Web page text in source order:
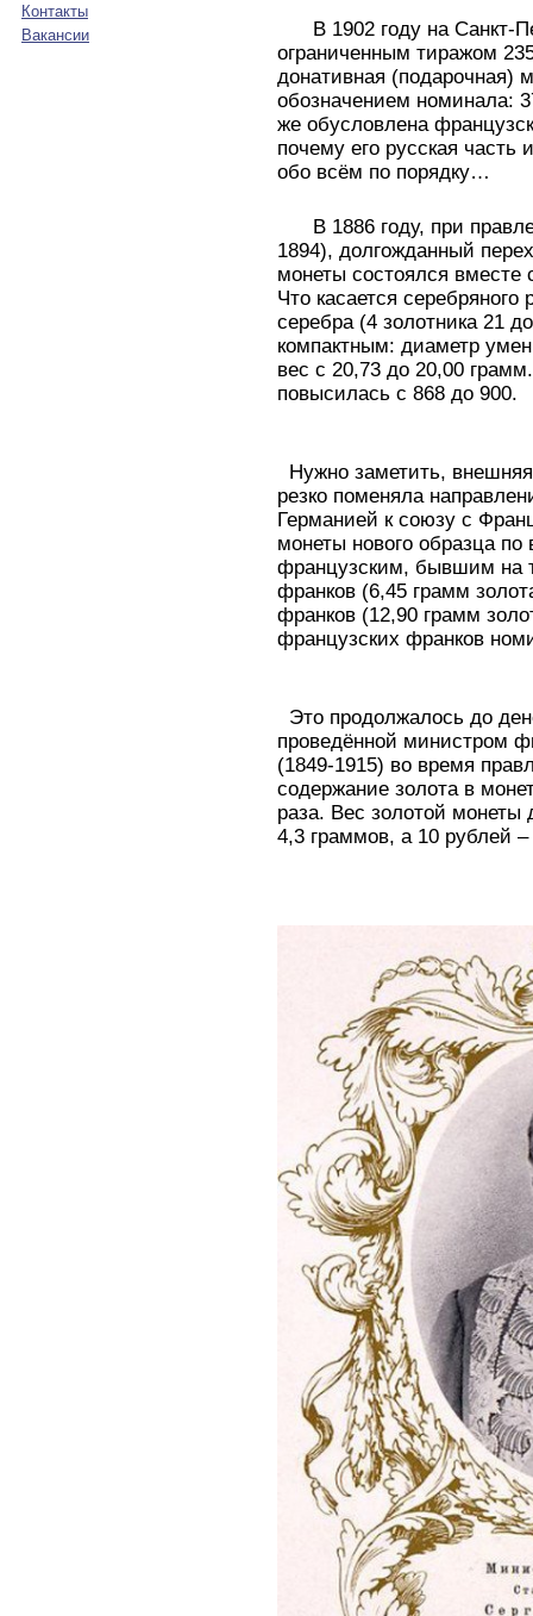
Контакты
Вакансии
В 1902 году на Санкт-
ограниченным тиражом
донативная (подарочная)
обозначением номинала:
же обусловлена
почему его русская
обо всём по порядку…
В 1886 году, при
1894), долгожданный
монеты состоялся
Что касается
серебра (4 золотника 21
компактным: диаметр
вес с 20,73 до 20,00
повысилась с 868 до 900.
Нужно заметить,
резко поменяла
Германией к союзу с
монеты нового образца по
французским, бывшим на
франков (6,45 грамм
франков (12,90 грамм
французских франков
Это продолжалось до
проведённой министром
(1849-1915) во время
содержание золота в
раза. Вес золотой монеты
4,3 граммов, а 10 рублей